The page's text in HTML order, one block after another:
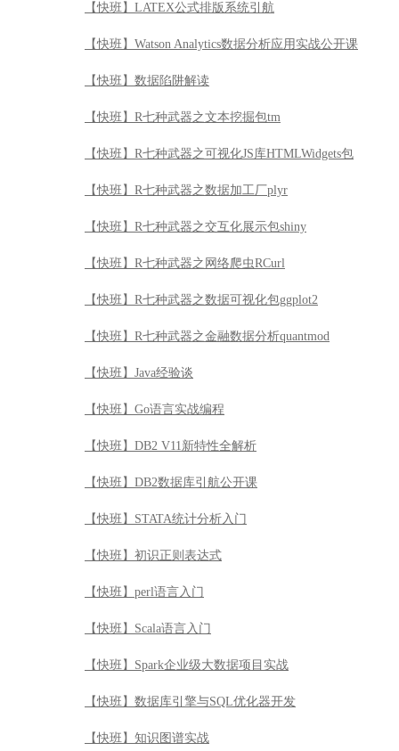
【快班】LATEX公式排版系统引航
【快班】Watson Analytics数据分析应用实战公开课
【快班】数据陷阱解读
【快班】R七种武器之文本挖掘包tm
【快班】R七种武器之可视化JS库HTMLWidgets包
【快班】R七种武器之数据加工厂plyr
【快班】R七种武器之交互化展示包shiny
【快班】R七种武器之网络爬虫RCurl
【快班】R七种武器之数据可视化包ggplot2
【快班】R七种武器之金融数据分析quantmod
【快班】Java经验谈
【快班】Go语言实战编程
【快班】DB2 V11新特性全解析
【快班】DB2数据库引航公开课
【快班】STATA统计分析入门
【快班】初识正则表达式
【快班】perl语言入门
【快班】Scala语言入门
【快班】Spark企业级大数据项目实战
【快班】数据库引擎与SQL优化器开发
【快班】知识图谱实战